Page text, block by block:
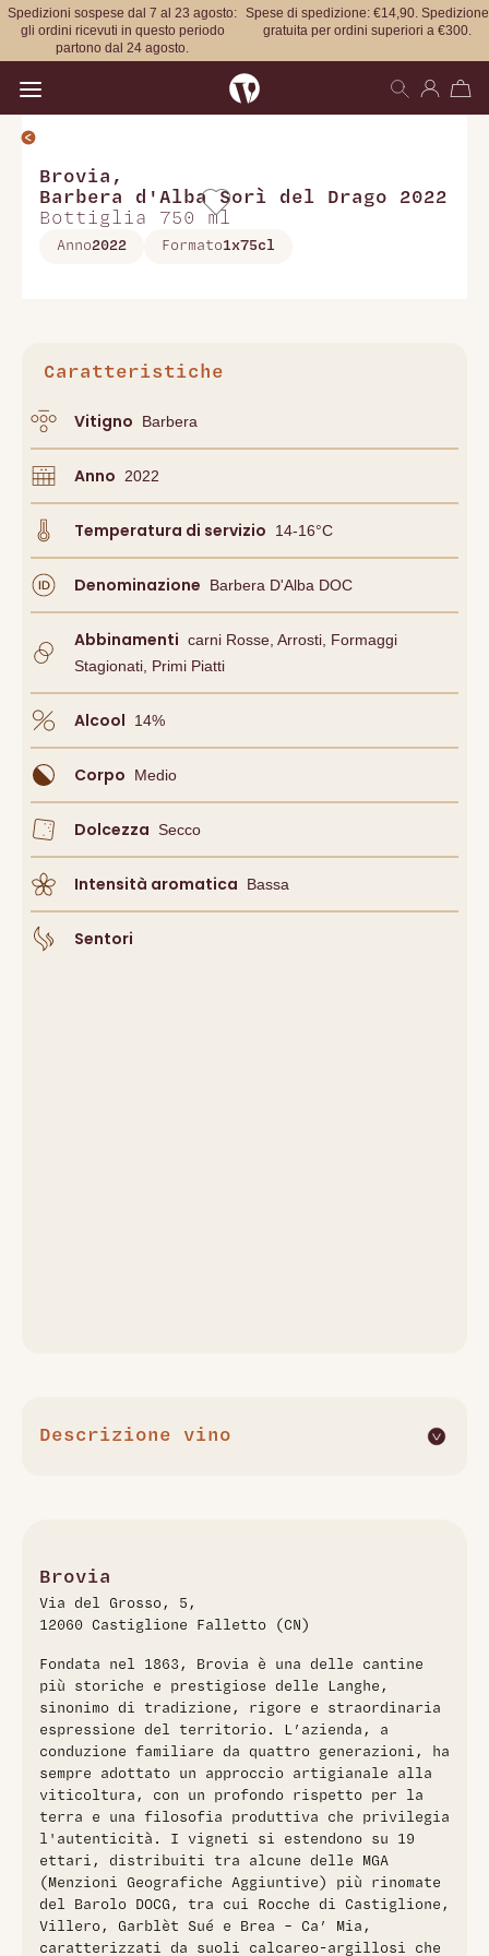
Spedizioni sospese dal 7 al 23 agosto:
gli ordini ricevuti in questo periodo
partono dal 24 agosto.
Spese di spedizione: €14,90. Spedizione
gratuita per ordini superiori a €300.
Brovia ,
Barbera d'Alba Sorì del Drago 2022
Bottiglia 750 ml
Anno2022 Formato1x75cl
Caratteristiche
Vitigno Barbera
Anno 2022
Temperatura di servizio 14-16°C
Denominazione Barbera D'Alba DOC
Abbinamenti Carni Rosse, Arrosti, Formaggi
Stagionati, Primi Piatti
Alcool 14%
Corpo Medio
Dolcezza Secco
Intensità aromatica Bassa
Sentori
Descrizione vino
caffè e cioccolato. In bocca si rivela elegante e equilibrato,
con tannini morbidi e una freschezza caratteristica che lo
rende agile e piacevole. Prodotto a Castiglione Falletto da
garantendo una longevità di 5-10 anni.
Brovia
Via del Grosso, 5,
12060 Castiglione Falletto (CN)
Fondata nel 1863, Brovia è una delle cantine
più storiche e prestigiose delle Langhe,
sinonimo di tradizione, rigore e straordinaria
espressione del territorio. L’azienda, a
conduzione familiare da quattro generazioni, ha
sempre adottato un approccio artigianale alla
viticoltura, con un profondo rispetto per la
terra e una filosofia produttiva che privilegia
l'autenticità. I vigneti si estendono su 19
ettari, distribuiti tra alcune delle MGA
(Menzioni Geografiche Aggiuntive) più rinomate
del Barolo DOCG, tra cui Rocche di Castiglione,
Villero, Garblèt Sué e Brea – Ca’ Mia,
caratterizzati da suoli calcareo-argillosi che